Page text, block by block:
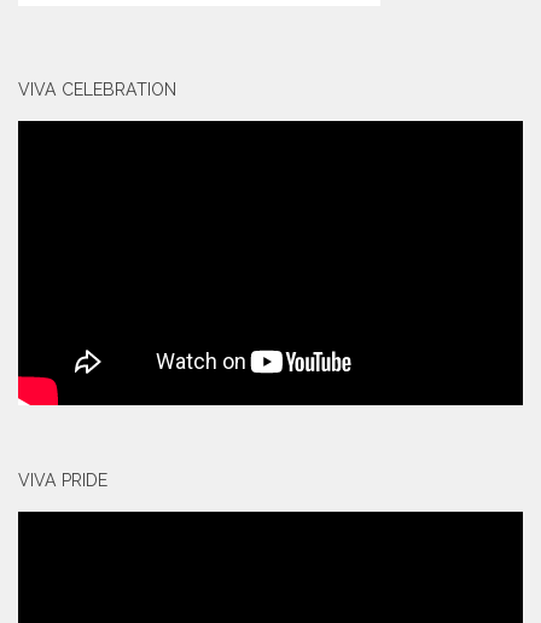
VIVA CELEBRATION
VIVA PRIDE